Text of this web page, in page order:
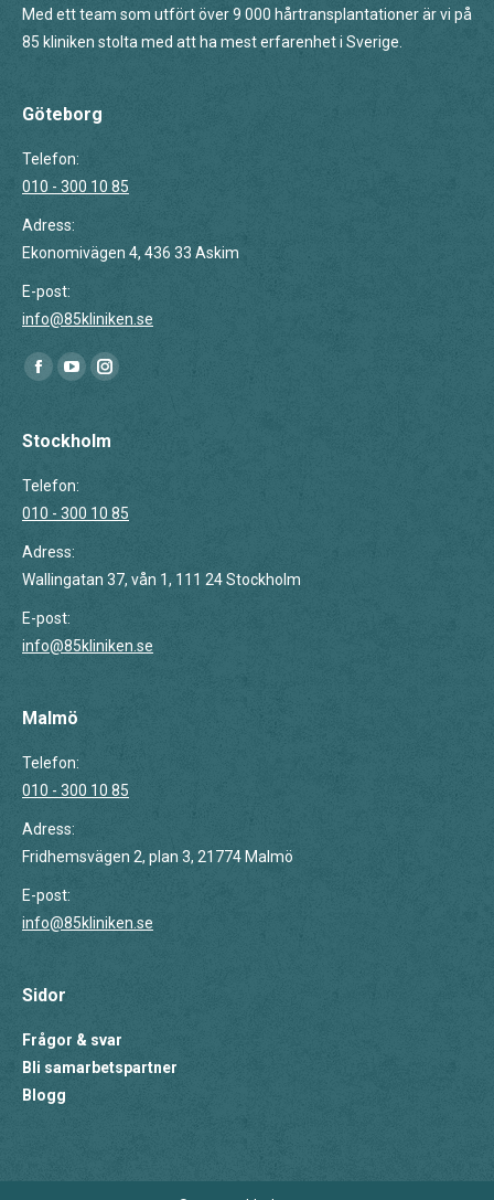
Med ett team som utfört över 9 000 hårtransplantationer är vi på
85 kliniken stolta med att ha mest erfarenhet i Sverige.
Göteborg
Telefon:
010 - 300 10 85
Adress:
Ekonomivägen 4, 436 33 Askim
E-post:
info@85kliniken.se
Du hittar oss på:
Facebook
opens
new
window
YouTube
opens
new
window
Instagram
opens
window
Stockholm
Telefon:
010 - 300 10 85
Adress:
Wallingatan 37, vån 1, 111 24 Stockholm
E-post:
info@85kliniken.se
Malmö
Telefon:
010 - 300 10 85
Adress:
Fridhemsvägen 2, plan 3, 21774 Malmö
E-post:
info@85kliniken.se
Sidor
Frågor & svar
Bli samarbetspartner
Blogg